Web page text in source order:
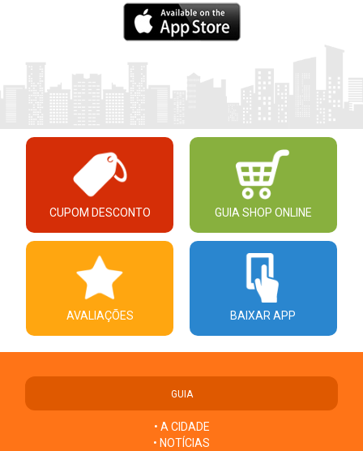
CUPOM DESCONTO GUIA SHOP ONLINE
AVALIAÇÕES BAIXAR APP
GUIA
• A CIDADE
• NOTÍCIAS